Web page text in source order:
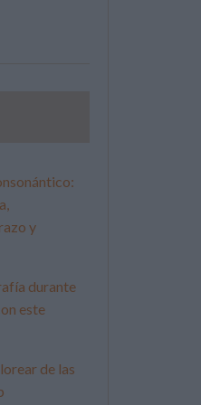
y
durante
este
de las